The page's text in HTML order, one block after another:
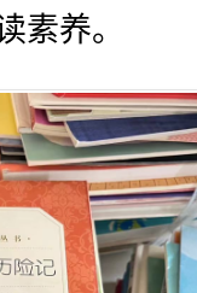
素养。